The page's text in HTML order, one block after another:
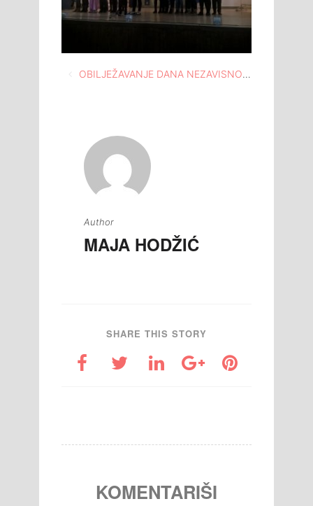
Navigacija
OBILJEŽAVANJE DANA NEZAVISNOSTI U “DRUŠTVENOM DOMU” GORNJA TUZLA
Author
MAJA HODŽIĆ
SHARE THIS STORY
KOMENTARIŠI